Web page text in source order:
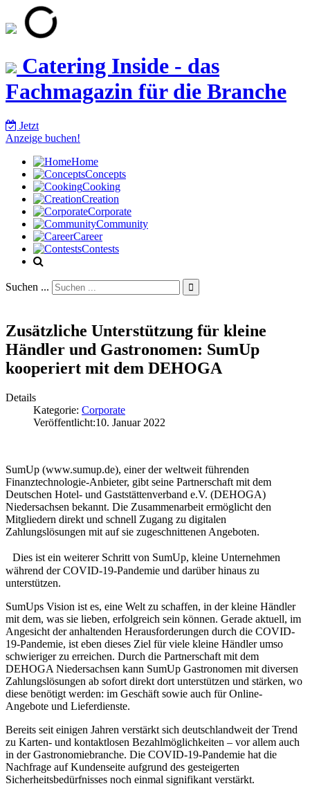
Catering Inside - das
Fachmagazin für die Branche
Jetzt
Anzeige buchen!
Home
Concepts
Cooking
Creation
Corporate
Community
Career
Contests
Suchen ... 
Zusätzliche Unterstützung für kleine
Händler und Gastronomen: SumUp
kooperiert mit dem DEHOGA
Details
Kategorie: Corporate
Veröffentlicht:10. Januar 2022
SumUp (www.sumup.de), einer der weltweit führenden
Finanztechnologie-Anbieter, gibt seine Partnerschaft mit dem
Deutschen Hotel- und Gaststättenverband e.V. (DEHOGA)
Niedersachsen bekannt. Die Zusammenarbeit ermöglicht den
Mitgliedern direkt und schnell Zugang zu digitalen
Zahlungslösungen mit auf sie zugeschnittenen Angeboten.
Dies ist ein weiterer Schritt von SumUp, kleine Unternehmen
während der COVID-19-Pandemie und darüber hinaus zu
unterstützen.
SumUps Vision ist es, eine Welt zu schaffen, in der kleine Händler
mit dem, was sie lieben, erfolgreich sein können. Gerade aktuell, im
Angesicht der anhaltenden Herausforderungen durch die COVID-
19-Pandemie, ist eben dieses Ziel für viele kleine Händler umso
schwieriger zu erreichen. Durch die Partnerschaft mit dem
DEHOGA Niedersachsen kann SumUp Gastronomen mit diversen
Zahlungslösungen ab sofort direkt dort unterstützen und stärken, wo
diese benötigt werden: im Geschäft sowie auch für Online-
Angebote und Lieferdienste.
Bereits seit einigen Jahren verstärkt sich deutschlandweit der Trend
zu Karten- und kontaktlosen Bezahlmöglichkeiten – vor allem auch
in der Gastronomiebranche. Die COVID-19-Pandemie hat die
Nachfrage auf Kundenseite aufgrund des gesteigerten
Sicherheitsbedürfnisses noch einmal signifikant verstärkt.